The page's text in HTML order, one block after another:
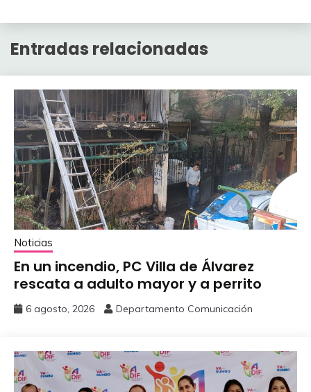
Entradas relacionadas
Noticias
En un incendio, PC Villa de Álvarez
‎rescata a adulto mayor y a perrito
6 agosto, 2026 Departamento Comunicación